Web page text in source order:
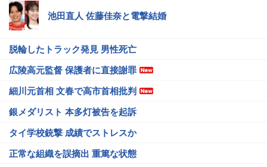
池田直人 佐藤佳奈と電撃結婚
脱輪したトラック発見 男性死亡
広陵高元監督 保護者に直接謝罪
細川元首相 文春で高市首相批判
銀メダリスト 本多灯被告を起訴
タイ学校銃撃 成績でストレスか
正常な組織を誤摘出 重篤な状態